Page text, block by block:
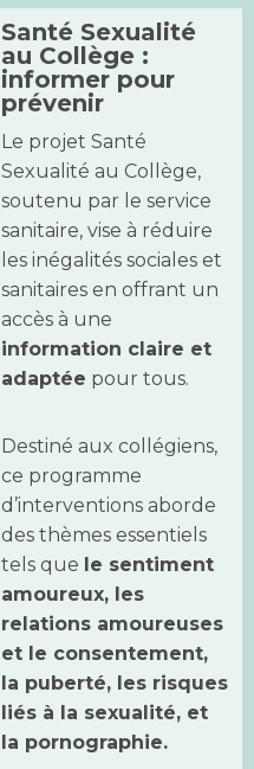
Santé Sexualité
au Collège :
informer pour
prévenir
Le projet Santé
Sexualité au Collège,
soutenu par le service
sanitaire, vise à réduire
les inégalités sociales et
sanitaires en offrant un
accès à une
information claire et
adaptée pour tous.
Destiné aux collégiens,
ce programme
d’interventions aborde
des thèmes essentiels
tels que le sentiment
amoureux, les
relations amoureuses
et le consentement,
la puberté, les risques
liés à la sexualité, et
la pornographie.